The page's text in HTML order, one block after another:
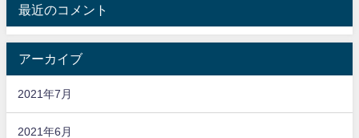
最近のコメント
アーカイブ
2021年7月
2021年6月